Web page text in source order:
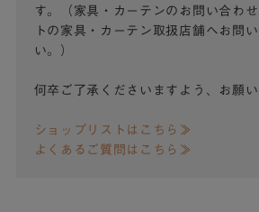
す。（家具・カーテンのお問い合わ
トの家具・カーテン取扱店舗へお問
い。）
何卒ご了承くださいますよう、お願い
ショップリストはこちら≫
よくあるご質問はこちら≫